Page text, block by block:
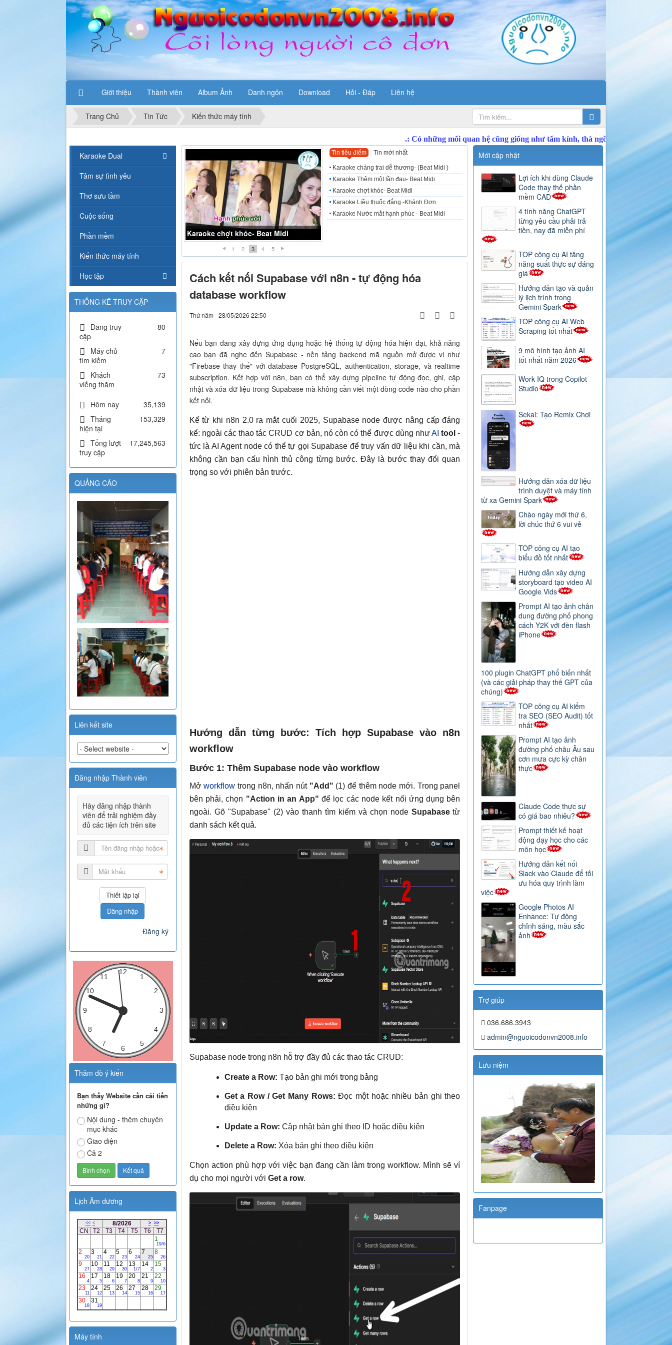
Giới thiệu Thành viên Album Ảnh Danh ngôn Download Hỏi - Đáp Liên hệ
Trang Chủ Tin Tức Kiến thức máy tính
Karaoke Liều thuốc đắng -Khánh Đơn
1 2 3 4 5
Tin tiêu điểm Tin mới nhất
Karaoke chảng trai dễ thương- (Beat Midi )
Karaoke Thêm một lần đau- Beat Midi
Karaoke chợt khóc- Beat Midi
Karaoke Liều thuốc đắng -Khánh Đơn
Karaoke Nước mắt hạnh phúc - Beat Midi
Cách kết nối Supabase với n8n - tự động hóa
database workflow
Thứ năm - 28/05/2026 22:50
Nếu bạn đang xây dựng ứng dụng hoặc hệ thống tự động hóa hiện đại, khả năng
cao bạn đã nghe đến Supabase - nền tảng backend mã nguồn mở được ví như
"Firebase thay thế" với database PostgreSQL, authentication, storage, và realtime
subscription. Kết hợp với n8n, bạn có thể xây dựng pipeline tự động đọc, ghi, cập
nhật và xóa dữ liệu trong Supabase mà không cần viết một dòng code nào cho phần
kết nối.
Kể từ khi n8n 2.0 ra mắt cuối 2025, Supabase node được nâng cấp đáng
kể: ngoài các thao tác CRUD cơ bản, nó còn có thể được dùng nhưAI tool -
tức là AI Agent node có thể tự gọi Supabase để truy vấn dữ liệu khi cần, mà
không cần bạn cấu hình thủ công từng bước. Đây là bước thay đổi quan
trọng so với phiên bản trước.
Hướng dẫn từng bước: Tích hợp Supabase vào n8n
workflow
Bước 1: Thêm Supabase node vào workflow
Mởworkflow trong n8n, nhấn nút "Add" (1) để thêm node mới. Trong panel
bên phải, chọn "Action in an App" để lọc các node kết nối ứng dụng bên
ngoài. Gõ "Supabase" (2) vào thanh tìm kiếm và chọn node Supabasetừ
danh sách kết quả.
Supabase node trong n8n hỗ trợ đầy đủ các thao tác CRUD:
Create a Row: Tạo bản ghi mới trong bảng
Get a Row / Get Many Rows: Đọc một hoặc nhiều bản ghi theo
điều kiện
Update a Row: Cập nhật bản ghi theo ID hoặc điều kiện
Delete a Row: Xóa bản ghi theo điều kiện
Chọn action phù hợp với việc bạn đang cần làm trong workflow. Mình sẽ ví
dụ cho mọi người với Get a row.
Mới cập nhật
Lợi ích khi dùng Claude
Code thay thế phần
mềm CAD
4 tính năng ChatGPT
từng yêu cầu phải trả
tiền, nay đã miễn phí
TOP công cụ AI tăng
năng suất thực sự đáng
giá
Hướng dẫn tạo và quản
lý lịch trình trong
Gemini Spark
TOP công cụ AI Web
Scraping tốt nhất
9 mô hình tạo ảnh AI
tốt nhất năm 2026
Work IQ trong Copilot
Studio
Sekai: Tạo Remix Chơi
Hướng dẫn xóa dữ liệu
trình duyệt và máy tính
từ xa Gemini Spark
Chào ngày mới thứ 6,
lời chúc thứ 6 vui vẻ
TOP công cụ AI tạo
biểu đồ tốt nhất
Hướng dẫn xây dựng
storyboard tạo video AI
Google Vids
Prompt AI tạo ảnh chân
dung đường phố phong
cách Y2K với đèn flash
iPhone
100 plugin ChatGPT phổ biến nhất
(và các giải pháp thay thế GPT của
chúng)
TOP công cụ AI kiểm
tra SEO (SEO Audit) tốt
nhất
Prompt AI tạo ảnh
đường phố châu Âu sau
cơn mưa cực kỳ chân
thực
Claude Code thực sự
có giá bao nhiêu?
Prompt thiết kế hoạt
động dạy học cho các
môn học
Hướng dẫn kết nối
Slack vào Claude để tối
ưu hóa quy trình làm
việc
Google Photos AI
Enhance: Tự động
chỉnh sáng, màu sắc
ảnh
Trợ giúp
036.686.3943
admin@nguoicodonvn2008.info
Lưu niệm
Fanpage
Karaoke Dual
Tâm sự tình yêu
Thơ sưu tầm
Cuộc sống
Phần mềm
Kiến thức máy tính
Học tập
THỐNG KÊ TRUY CẬP
Đang truy
cập
80
Máy chủ
tìm kiếm
7
Khách
viếng thăm
73
Hôm nay
35,139
Tháng
hiện tại
153,329
Tổng lượt
truy cập
17,245,563
QUẢNG CÁO
Liên kết site
Đăng nhập Thành viên
Hãy đăng nhập thành
viên để trải nghiệm đầy
đủ các tiện ích trên site
Đăng nhập
Đăng ký
Thăm dò ý kiến
Bạn thấy Website cần cải tiến
những gì?
Nội dung - thêm chuyên
mục khác
Giao diện
Cả 2
Lịch Âm dương
Máy tính